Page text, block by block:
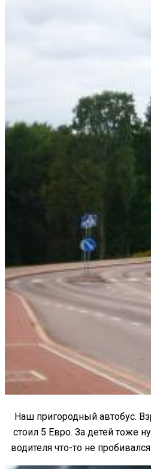
Наш пригородный автобус.
стоил 5 Евро. За детей тоже
водителя что-то не